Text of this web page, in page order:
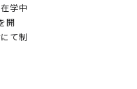
学中
開
て制